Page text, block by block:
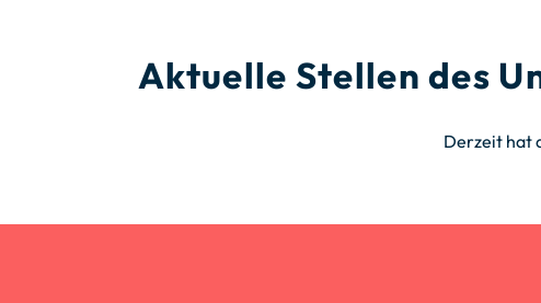
Aktuelle Stellen des
Derzeit hat